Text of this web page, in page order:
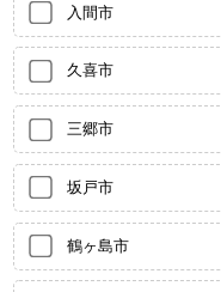
入間市
久喜市
三郷市
坂戸市
鶴ヶ島市